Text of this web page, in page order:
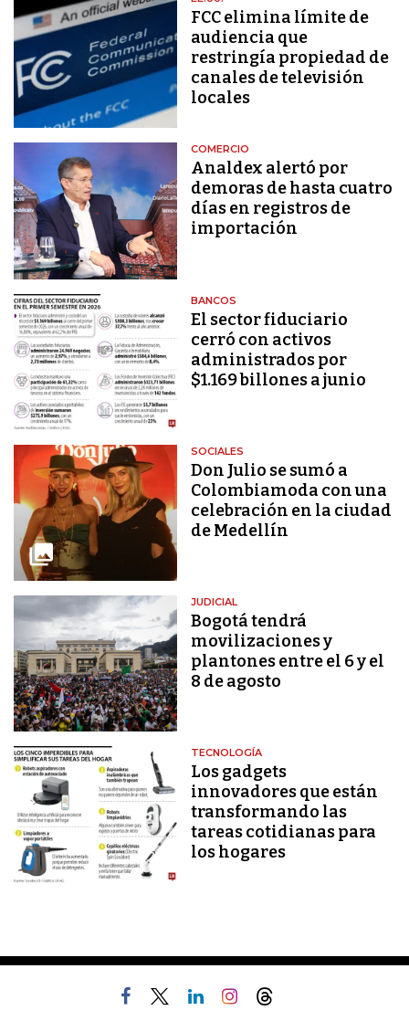
FCC elimina límite de
audiencia que
restringía propiedad de
canales de televisión
locales
COMERCIO
Analdex alertó por
demoras de hasta cuatro
días en registros de
importación
BANCOS
El sector fiduciario
cerró con activos
administrados por
$1.169 billones a junio
SOCIALES
Don Julio se sumó a
Colombiamoda con una
celebración en la ciudad
de Medellín
JUDICIAL
Bogotá tendrá
movilizaciones y
plantones entre el 6 y el
8 de agosto
TECNOLOGÍA
Los gadgets
innovadores que están
transformando las
tareas cotidianas para
los hogares